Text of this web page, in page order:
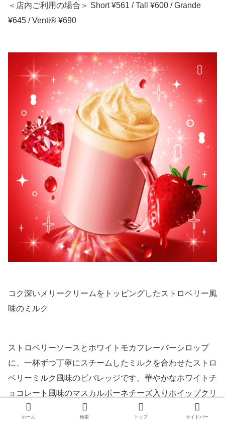
＜店内ご利用の場合＞ Short ¥561 / Tall ¥600 / Grande
¥645 / Venti® ¥690
コク深いメリークリームをトッピングしたストロベリー風
味のミルク
ストロベリーソースとホワイトモカフレーバーシロップ
に、一杯ずつ丁寧にスチームしたミルクを合わせたストロ
ベリーミルク風味のビバレッジです。華やかなホワイトチ
ョコレート風味のマスカルポーネチーズ入りホイップクリ
ーム“メリークリーム”をトッピングして、コク深い味わい
ホーム 検索 トップ サイドバー